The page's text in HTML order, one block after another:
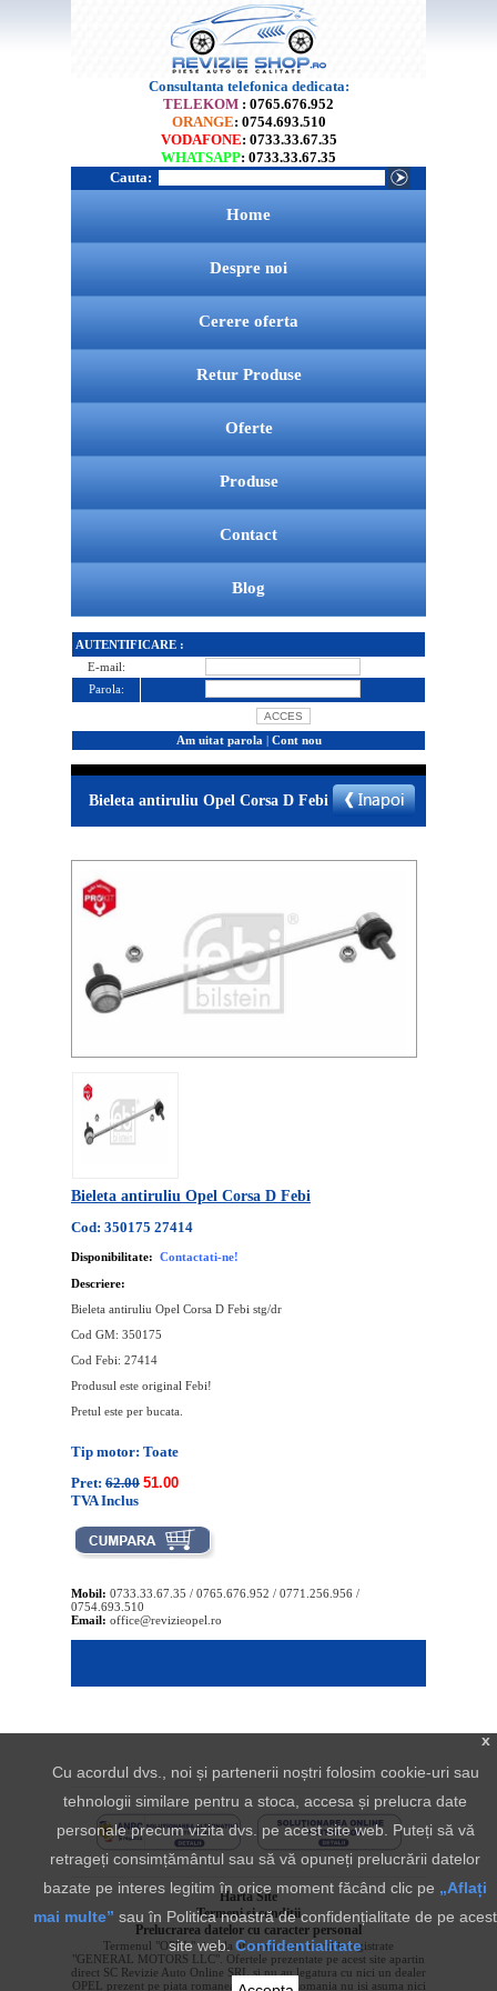
Consultanta telefonica dedicata:
TELEKOM : 0765.676.952
ORANGE: 0754.693.510
VODAFONE: 0733.33.67.35
WHATSAPP: 0733.33.67.35
Cauta:
Home
Despre noi
Cerere oferta
Retur Produse
Oferte
Produse
Contact
Blog
AUTENTIFICARE :
E-mail:
Parola:
Am uitat parola | Cont nou
Bieleta antiruliu Opel Corsa D Febi
Bieleta antiruliu Opel Corsa D Febi
Cod: 350175 27414
Disponibilitate: Contactati-ne!
Descriere:
Bieleta antiruliu Opel Corsa D Febi stg/dr
Cod GM: 350175
Cod Febi: 27414
Produsul este original Febi!
Pretul este per bucata.
Tip motor: Toate
Pret: 62.00 51.00
TVA Inclus
Mobil: 0733.33.67.35 / 0765.676.952 / 0771.256.956 /
0754.693.510
Email: office@revizieopel.ro
Harta Site
Termeni si conditii
Prelucrarea datelor cu caracter personal
Termenul "OPEL" si sigla aferenta sunt marci inregistrate
"GENERAL MOTORS LLC". Ofertele prezentate pe acest site apartin
direct SC Revizie Auto Online SRL si nu au legatura cu nici un dealer
OPEL prezent pe piata romaneasca. OPEL Romania nu isi asuma nici
x
Cu acordul dvs., noi și partenerii noștri folosim cookie-uri sau
tehnologii similare pentru a stoca, accesa și prelucra date
personale precum vizita dvs. pe acest site web. Puteți să vă
retrageți consimțământul sau să vă opuneți prelucrării datelor
bazate pe interes legitim în orice moment făcând clic pe „Aflați
mai multe” sau în Politica noastră de confidențialitate de pe acest
site web.Confidentialitate